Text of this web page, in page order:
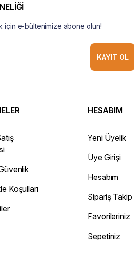
için e-bültenimize abone olun!
KAYIT OL
Koşulları
HESABIM
Yeni Üyelik
Üye Girişi
Hesabım
Sipariş Takip
Favorileriniz
Sepetiniz